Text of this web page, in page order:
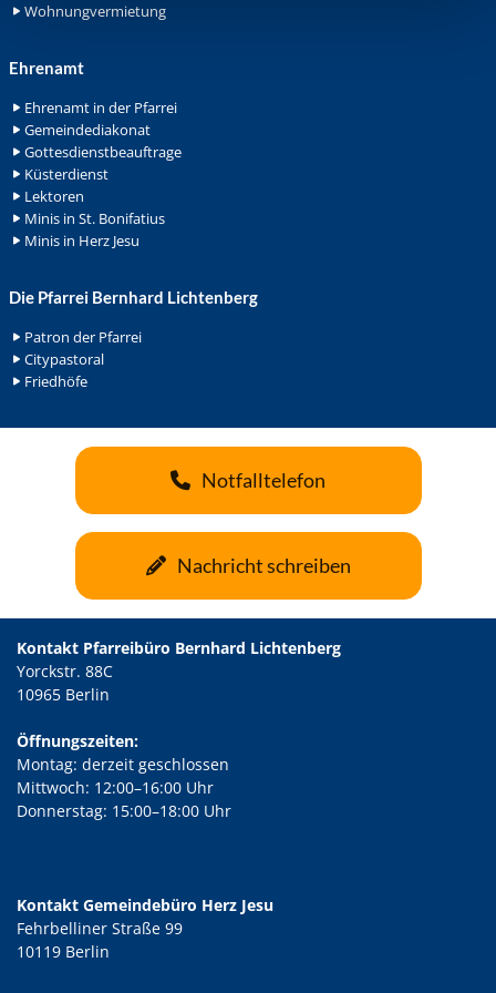
Wohnungvermietung
Ehrenamt
Ehrenamt in der Pfarrei
Gemeindediakonat
Gottesdienstbeauftrage
Küsterdienst
Lektoren
Minis in St. Bonifatius
Minis in Herz Jesu
Die Pfarrei Bernhard Lichtenberg
Patron der Pfarrei
Citypastoral
Friedhöfe
Notfalltelefon
Nachricht schreiben
Kontakt Pfarreibüro Bernhard Lichtenberg
Yorckstr. 88C
10965 Berlin
Öffnungszeiten:
Montag: derzeit geschlossen
Mittwoch: 12:00–16:00 Uhr
Donnerstag: 15:00–18:00 Uhr
Kontakt Gemeindebüro Herz Jesu
Fehrbelliner Straße 99
10119 Berlin